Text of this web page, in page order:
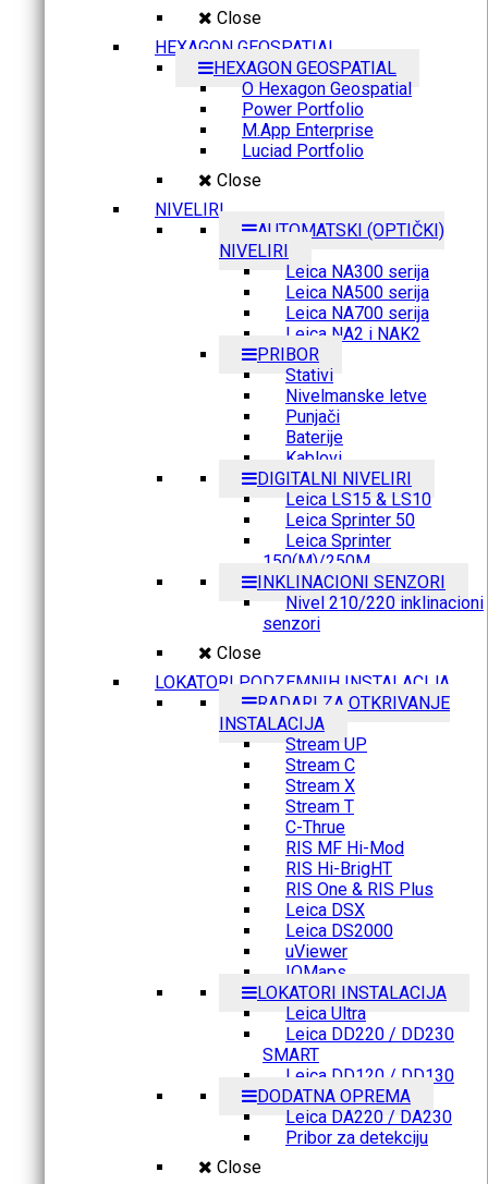
Close
HEXAGON GEOSPATIAL
HEXAGON GEOSPATIAL
O Hexagon Geospatial
Power Portfolio
M.App Enterprise
Luciad Portfolio
Close
NIVELIRI
AUTOMATSKI (OPTIČKI)
NIVELIRI
Leica NA300 serija
Leica NA500 serija
Leica NA700 serija
Leica NA2 i NAK2
PRIBOR
Stativi
Nivelmanske letve
Punjači
Baterije
Kablovi
DIGITALNI NIVELIRI
Leica LS15 & LS10
Leica Sprinter 50
Leica Sprinter
150(M)/250M
INKLINACIONI SENZORI
Nivel 210/220 inklinacioni
senzori
Close
LOKATORI PODZEMNIH INSTALACIJA
RADARI ZA OTKRIVANJE
INSTALACIJA
Stream UP
Stream C
Stream X
Stream T
C-Thrue
RIS MF Hi-Mod
RIS Hi-BrigHT
RIS One & RIS Plus
Leica DSX
Leica DS2000
uViewer
IQMaps
LOKATORI INSTALACIJA
Leica Ultra
Leica DD220 / DD230
SMART
Leica DD120 / DD130
DODATNA OPREMA
Leica DA220 / DA230
Pribor za detekciju
Close